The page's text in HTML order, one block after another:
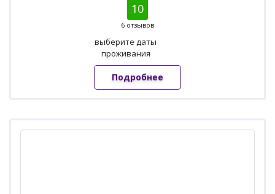
10
6 отзывов
выберите даты
проживания
Подробнее